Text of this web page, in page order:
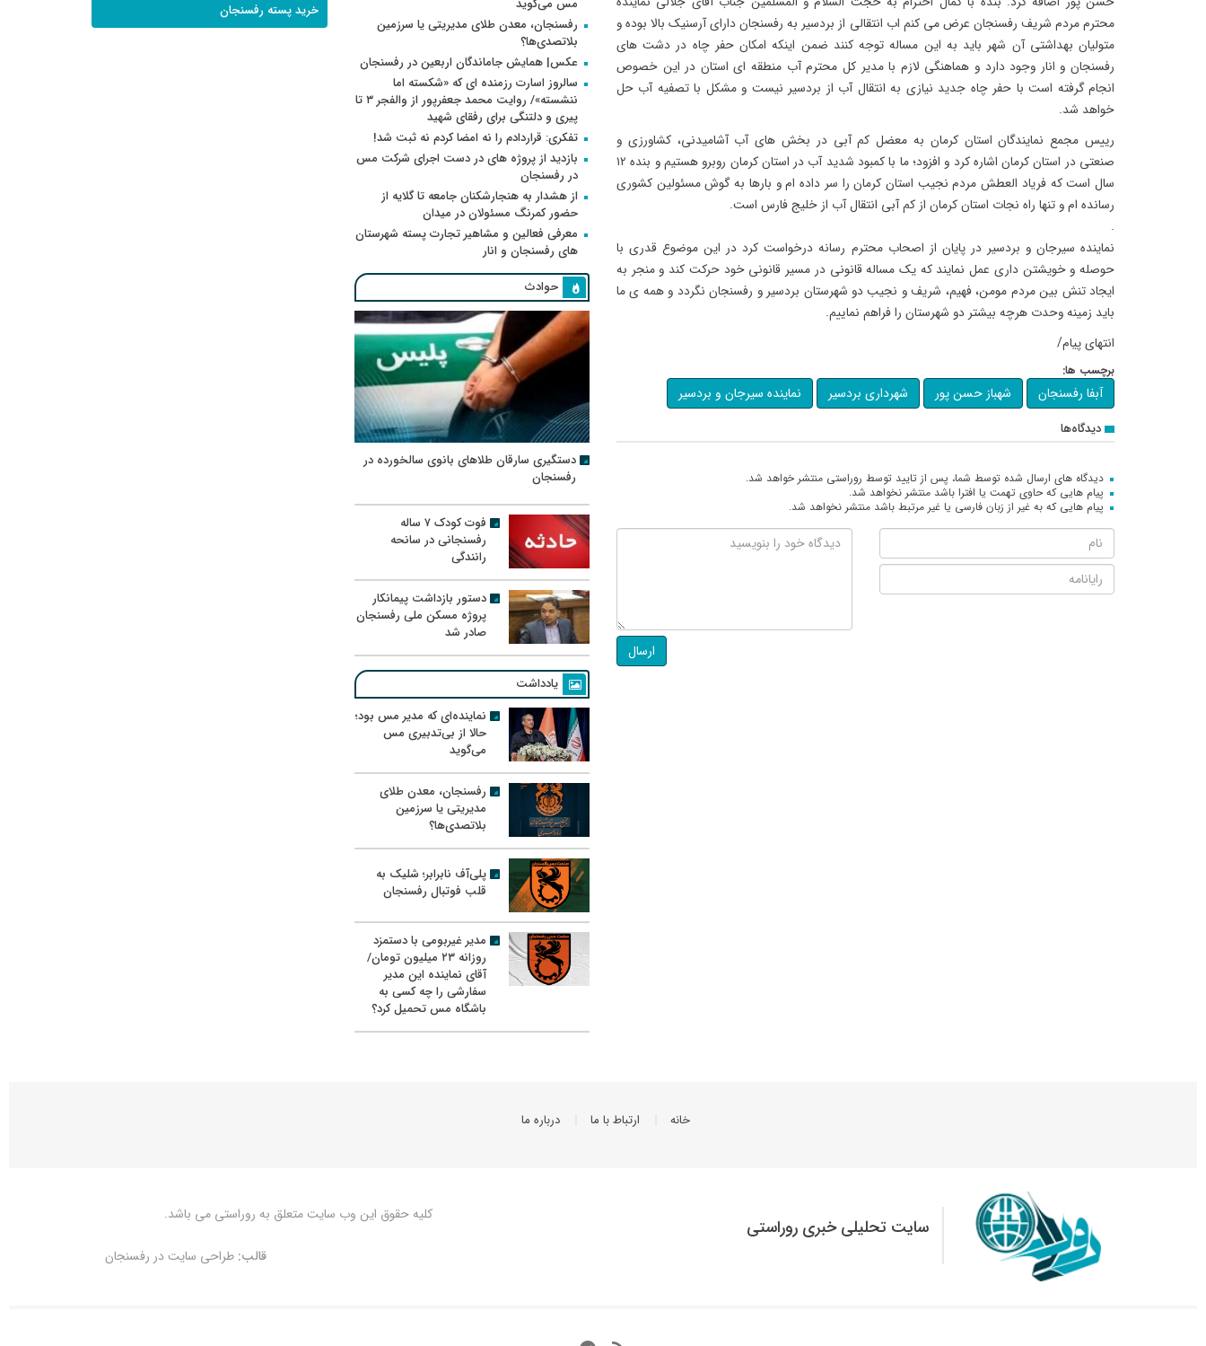
محترم مردم شریف رفسنجان عرض می کنم اب انتقالی از بردسیر به رفسنجان دارای آرسنیک بالا بوده و
متولیان بهداشتی آن شهر باید به این مساله توجه کنند ضمن اینکه امکان حفر چاه در دشت های
رفسنجان و انار وجود دارد و هماهنگی لازم با مدیر کل محترم آب منطقه ای استان در این خصوص
انجام گرفته است با حفر چاه جدید نیازی به انتقال آب از بردسیر نیست و مشکل با تصفیه آب حل
خواهد شد.
رییس مجمع نمایندگان استان کرمان به معضل کم آبی در بخش های آب آشامیدنی، کشاورزی و
صنعتی در استان کرمان اشاره کرد و افزود؛ ما با کمبود شدید آب در استان کرمان روبرو هستیم و بنده ۱۲
سال است که فریاد العطش مردم نجیب استان کرمان را سر داده ام و بارها به گوش مسئولین کشوری
رسانده ام و تنها راه نجات استان کرمان از کم آبی انتقال آب از خلیج فارس است.
.
نماینده سیرجان و بردسیر در پایان از اصحاب محترم رسانه درخواست کرد در این موضوع قدری با
حوصله و خویشتن داری عمل نمایند که یک مساله قانونی در مسیر قانونی خود حرکت کند و منجر به
ایجاد تنش بین مردم مومن، فهیم، شریف و نجیب دو شهرستان بردسیر و رفسنجان نگردد و همه ی ما
باید زمینه وحدت هرچه بیشتر دو شهرستان را فراهم نماییم‌.
انتهای پیام/
برچسب ها:
آبفا رفسنجان شهباز حسن پور شهرداری بردسیر نماینده سیرجان و بردسیر
دیدگاه‌ها
دیدگاه های ارسال شده توسط شما، پس از تایید توسط روراستی منتشر خواهد شد.
پیام هایی که حاوی تهمت یا افترا باشد منتشر نخواهد شد.
پیام هایی که به غیر از زبان فارسی یا غیر مرتبط باشد منتشر نخواهد شد.
ارسال
مس می‌گوید
رفسنجان، معدن طلای مدیریتی یا سرزمین
بلاتصدی‌ها؟
عکس| همایش جاماندگان اربعین در رفسنجان
سالروز اسارت رزمنده ای که «شکسته اما
ننشسته»/ روایت محمد جعفرپور از والفجر ۳ تا
پیری و دلتنگی برای رفقای شهید
تفکری: قراردادم را نه امضا کردم نه ثبت شد!
بازدید از پروژه های در دست اجرای شرکت مس
در رفسنجان
از هشدار به هنجارشکنان جامعه تا گلایه از
حضور کمرنگ مسئولان در میدان
معرفی فعالین و مشاهیر تجارت پسته شهرستان
های رفسنجان و انار
حوادث
دستگیری سارقان طلاهای بانوی سالخورده در
رفسنجان
فوت کودک ۷ ساله
رفسنجانی در سانحه
رانندگی
دستور بازداشت پیمانکار
پروژه مسکن ملی رفسنجان
صادر شد
یادداشت
نماینده‌ای که مدیر مس بود؛
حالا از بی‌تدبیری مس
می‌گوید
رفسنجان، معدن طلای
مدیریتی یا سرزمین
بلاتصدی‌ها؟
پلی‌آف نابرابر؛ شلیک به
قلب فوتبال رفسنجان
مدیر غیربومی با دستمزد
روزانه ۲۳ میلیون تومان/
آقای نماینده این مدیر
سفارشی را چه کسی به
باشگاه مس تحمیل کرد؟
خرید پسته رفسنجان
خانه ارتباط با ما درباره ما
سایت تحلیلی خبری روراستی
کلیه حقوق این وب سایت متعلق به روراستی می باشد.
قالب: طراحی سایت در رفسنجان